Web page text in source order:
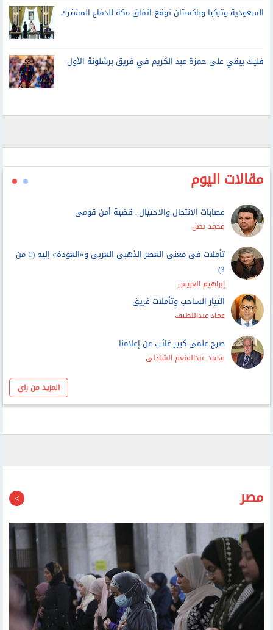
السعودية وتركيا وباكستان توقع اتفاق مكة للدفاع المشترك
فليك يبقي على حمزة عبد الكريم في فريق برشلونة الأول
مقالات اليوم
عصابات الانتحال والاحتيال.. قضية أمن قومى
محمد بصل
تأملات فى معنى العصر الذهبى العربى و«العودة» إليه (1 من
3)
إبراهيم العريس
التيار الساحب وتأملات غريق
عماد عبداللطيف
صرح علمى كبير غائب عن إعلامنا
محمد عبدالمنعم الشاذلي
المزيد من راي
مصر